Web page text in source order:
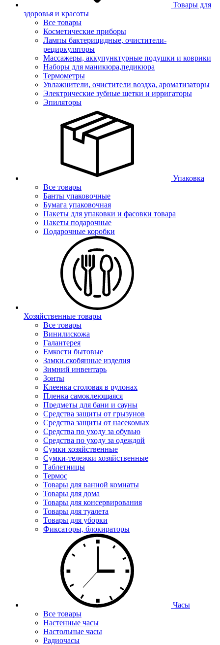
Товары для
здоровья и красоты
Все товары
Косметические приборы
Лампы бактерицидные, очистители-
рециркуляторы
Массажеры, аккупунктурные подушки и коврики
Наборы для маникюра,педикюра
Термометры
Увлажнители, очистители воздха, ароматизаторы
Электрические зубные щетки и ирригаторы
Эпиляторы
Упаковка
Все товары
Банты упаковочные
Бумага упаковочная
Пакеты для упаковки и фасовки товара
Пакеты подарочные
Подарочные коробки
Хозяйственные товары
Все товары
Винилискожа
Галантерея
Емкости бытовые
Замки.скобянные изделия
Зимний инвентарь
Зонты
Клеенка столовая в рулонах
Пленка самоклеющаяся
Предметы для бани и сауны
Средства защиты от грызунов
Средства защиты от насекомых
Средства по уходу за обувью
Средства по уходу за одеждой
Сумки хозяйственные
Сумки-тележки хозяйственные
Таблетницы
Термос
Товары для ванной комнаты
Товары для дома
Товары для консервирования
Товары для туалета
Товары для уборки
Фиксаторы, блокираторы
Часы
Все товары
Настенные часы
Настольные часы
Радиочасы